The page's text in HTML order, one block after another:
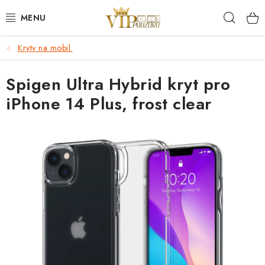
na
KRYTY NA MOBIL.
OCHRANA DISPLEJE - SKLO A FÓLIE
KABELY A NABÍJEČKY
SLUCHÁTKA
DRŽÁKY A STOJÁNKY
BRAŠNY NA NOTEBOOKY
Kryty na mobil.
Spigen Ultra Hybrid kryt pro
iPhone 14 Plus, frost clear